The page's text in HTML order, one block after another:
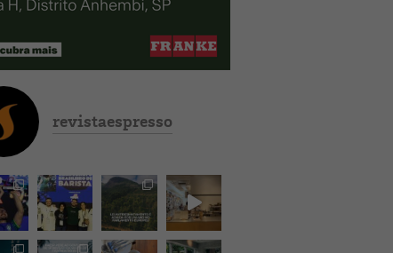
revistaespresso